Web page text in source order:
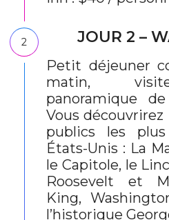
2 JOUR 2 –
Petit déjeuner
matin,
panoramique
Vous
publics les
États-Unis : La
le Capitole, le
Roosevelt et
King,
l’historique